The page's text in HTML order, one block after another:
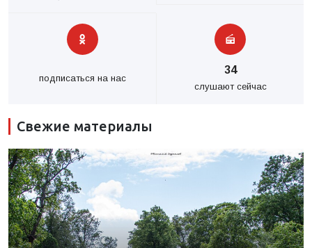
подписаться на нас
34
слушают сейчас
Свежие материалы